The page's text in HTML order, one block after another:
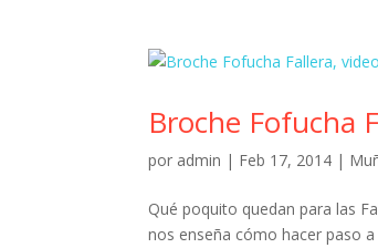
Broche Fofucha
por admin | Feb 17, 2014 |
Qué poquito quedan para las
nos enseña cómo hacer paso